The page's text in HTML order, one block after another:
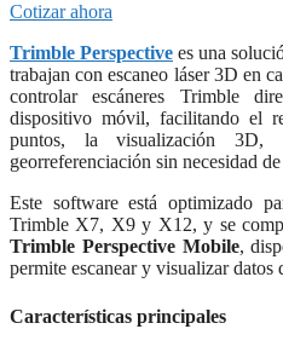
Cotizar ahora
Trimble Perspective es una
trabajan con escaneo láser 3D en
controlar escáneres Trimble
dispositivo móvil, facilitando el
puntos, la visualización
georreferenciación sin necesidad
Este software está optimizado
Trimble X7, X9 y X12, y se
Trimble Perspective Mobile,
permite escanear y visualizar datos
Características principales